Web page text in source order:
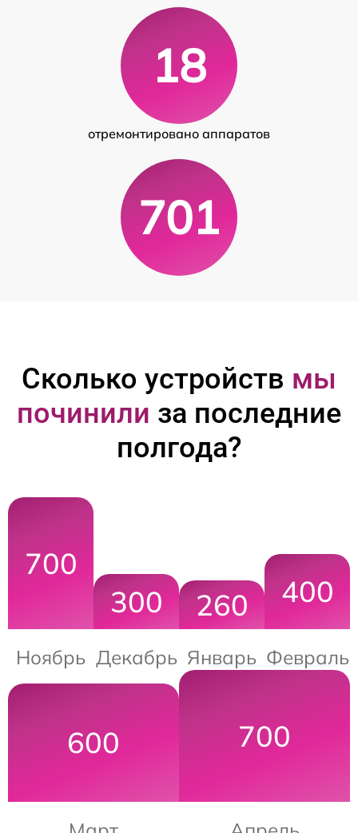
18
отремонтировано аппаратов
701
Сколько устройств мы
починили за последние
полгода?
700
Ноябрь
300
Декабрь
260
Январь
400
Февраль
600 700